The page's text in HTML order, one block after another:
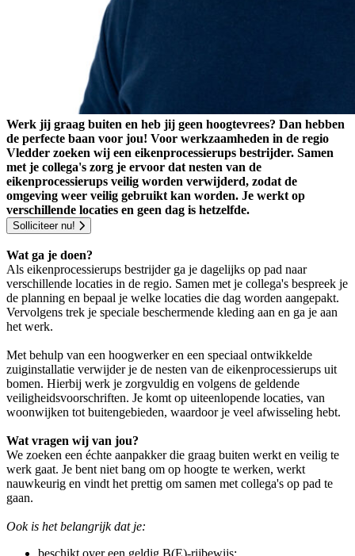
Werk jij graag buiten en heb jij geen hoogtevrees? Dan hebben
de perfecte baan voor jou! Voor werkzaamheden in de regio
Vledder zoeken wij een eikenprocessierups bestrijder. Samen
met je collega's zorg je ervoor dat nesten van de
eikenprocessierups veilig worden verwijderd, zodat de
omgeving weer veilig gebruikt kan worden. Je werkt op
verschillende locaties en geen dag is hetzelfde.
Solliciteer nu!
Wat ga je doen?
Als eikenprocessierups bestrijder ga je dagelijks op pad naar
verschillende locaties in de regio. Samen met je collega's bespreek je
de planning en bepaal je welke locaties die dag worden aangepakt.
Vervolgens trek je speciale beschermende kleding aan en ga je aan
het werk.
Met behulp van een hoogwerker en een speciaal ontwikkelde
zuiginstallatie verwijder je de nesten van de eikenprocessierups uit
bomen. Hierbij werk je zorgvuldig en volgens de geldende
veiligheidsvoorschriften. Je komt op uiteenlopende locaties, van
woonwijken tot buitengebieden, waardoor je veel afwisseling hebt.
Wat vragen wij van jou?
We zoeken een échte aanpakker die graag buiten werkt en veilig te
werk gaat. Je bent niet bang om op hoogte te werken, werkt
nauwkeurig en vindt het prettig om samen met collega's op pad te
gaan.
Ook is het belangrijk dat je: